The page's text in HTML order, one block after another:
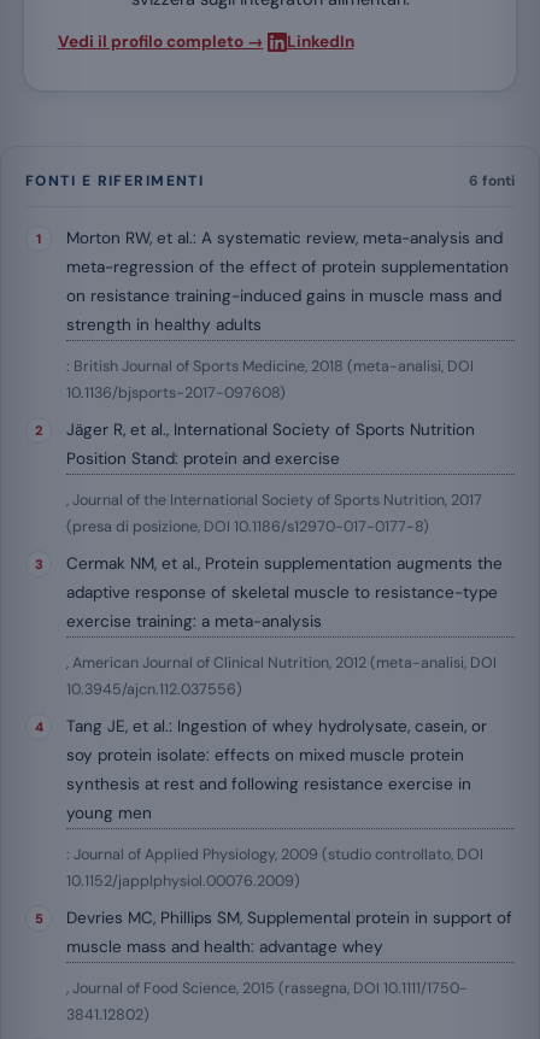
Vedi il profilo completo → LinkedIn
FONTI E RIFERIMENTI 6 fonti
Morton RW, et al.: A systematic review, meta-analysis and
meta-regression of the effect of protein supplementation
on resistance training-induced gains in muscle mass and
strength in healthy adults
: British Journal of Sports Medicine, 2018 (meta-analisi, DOI
10.1136/bjsports-2017-097608)
Jäger R, et al., International Society of Sports Nutrition
Position Stand: protein and exercise
, Journal of the International Society of Sports Nutrition, 2017
(presa di posizione, DOI 10.1186/s12970-017-0177-8)
Cermak NM, et al., Protein supplementation augments the
adaptive response of skeletal muscle to resistance-type
exercise training: a meta-analysis
, American Journal of Clinical Nutrition, 2012 (meta-analisi, DOI
10.3945/ajcn.112.037556)
Tang JE, et al.: Ingestion of whey hydrolysate, casein, or
soy protein isolate: effects on mixed muscle protein
synthesis at rest and following resistance exercise in
young men
: Journal of Applied Physiology, 2009 (studio controllato, DOI
10.1152/japplphysiol.00076.2009)
Devries MC, Phillips SM, Supplemental protein in support of
muscle mass and health: advantage whey
, Journal of Food Science, 2015 (rassegna, DOI 10.1111/1750-
3841.12802)